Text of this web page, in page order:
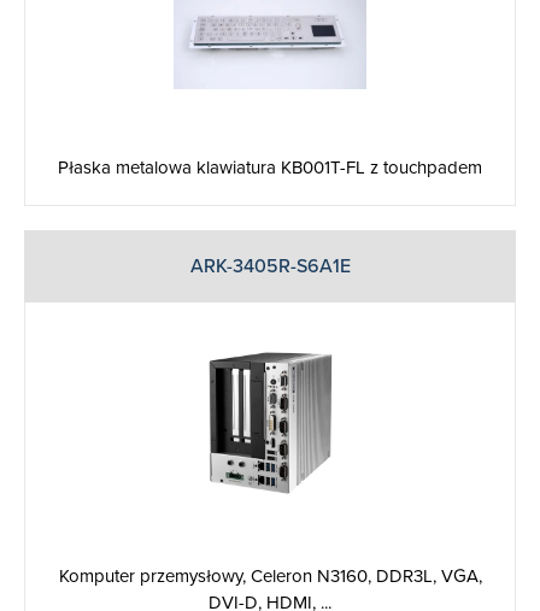
Płaska metalowa klawiatura KB001T-FL z touchpadem
ARK-3405R-S6A1E
Komputer przemysłowy, Celeron N3160, DDR3L, VGA,
DVI-D, HDMI, ...